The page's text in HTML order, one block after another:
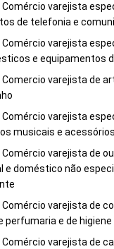
Comércio varejista
de telefonia e
Comércio varejista
e equipamentos
Comercio varejista de
Comércio varejista
musicais e acessórios
Comércio varejista de
e doméstico não
Comércio varejista de
perfumaria e de higiene
Comércio varejista de